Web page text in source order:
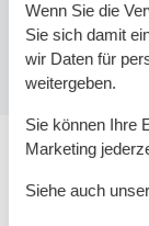
Das ist der
Wenn Sie die
Sie sich damit
wir Daten für
weitergeben.
Sie können Ihre
Marketing
Siehe auch